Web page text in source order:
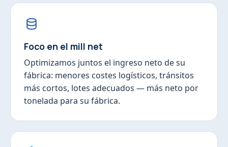
Foco en el mill net
Optimizamos juntos el ingreso neto de su
fábrica: menores costes logísticos, tránsitos
más cortos, lotes adecuados — más neto por
tonelada para su fábrica.